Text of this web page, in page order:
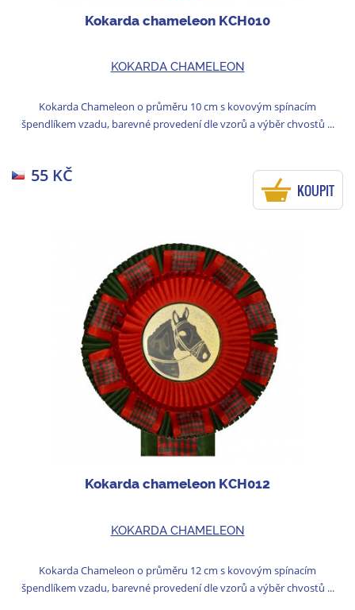
Kokarda chameleon KCH010
KOKARDA CHAMELEON
Kokarda Chameleon o průměru 10 cm s kovovým spínacím
špendlíkem vzadu, barevné provedení dle vzorů a výběr chvostů ...
55 KČ
KOUPIT
Kokarda chameleon KCH012
KOKARDA CHAMELEON
Kokarda Chameleon o průměru 12 cm s kovovým spínacím
špendlíkem vzadu, barevné provedení dle vzorů a výběr chvostů ...